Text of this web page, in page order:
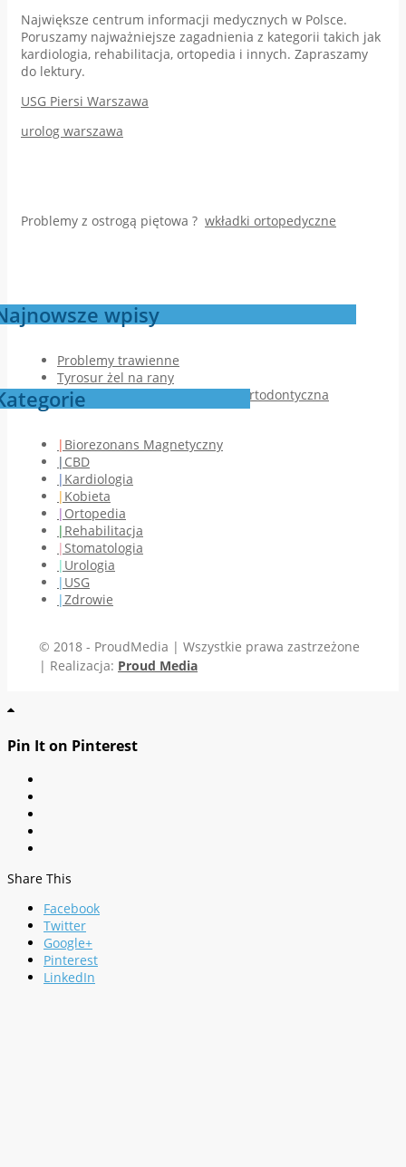
Największe centrum informacji medycznych w Polsce.
Poruszamy najważniejsze zagadnienia z kategorii takich jak
kardiologia, rehabilitacja, ortopedia i innych. Zapraszamy
do lektury.
USG Piersi Warszawa
urolog warszawa
Problemy z ostrogą piętowa ? wkładki ortopedyczne
wpisy
Problemy trawienne
Tyrosur żel na rany
Jak przebiega pierwsza wizyta ortodontyczna
Biorezonans Magnetyczny
CBD
Kardiologia
Kobieta
Ortopedia
Rehabilitacja
Stomatologia
Urologia
USG
Zdrowie
© 2018 - ProudMedia | Wszystkie prawa zastrzeżone
| Realizacja: Proud Media
Pin It on Pinterest
Share This
Facebook
Twitter
Google+
Pinterest
LinkedIn